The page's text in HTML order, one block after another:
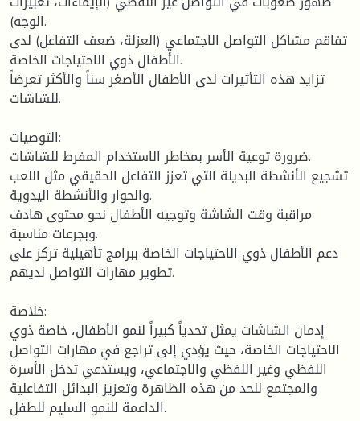
الوجه).
تفاقم مشاكل التواصل الاجتماعي (العزلة، ضعف التفاعل) لدى
الأطفال ذوي الاحتياجات الخاصة.
تزايد هذه التأثيرات لدى الأطفال الأصغر سناً والأكثر تعرضاً
للشاشات.
التوصيات:
ضرورة توعية الأسر بمخاطر الاستخدام المفرط للشاشات.
تشجيع الأنشطة البديلة التي تعزز التفاعل الحقيقي مثل اللعب
والحوار والأنشطة اليدوية.
مراقبة وقت الشاشة وتوجيه الأطفال نحو محتوى هادف
وبجرعات مناسبة.
دعم الأطفال ذوي الاحتياجات الخاصة ببرامج تأهيلية تركز على
تطوير مهارات التواصل لديهم.
خلاصة:
إدمان الشاشات يمثل تحدياً كبيراً لنمو الأطفال، خاصة ذوي
الاحتياجات الخاصة، حيث يؤدي إلى تراجع في مهارات التواصل
اللفظي وغير اللفظي والاجتماعي، ويستدعي تدخل الأسرة
والمجتمع للحد من هذه الظاهرة وتعزيز البدائل التفاعلية
الداعمة للنمو السليم للطفل.